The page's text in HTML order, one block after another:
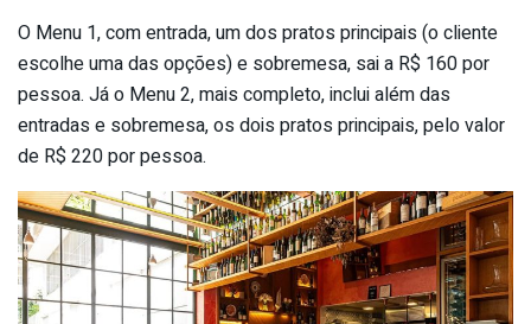
O Menu 1, com entrada, um dos pratos principais (o cliente
escolhe uma das opções) e sobremesa, sai a R$ 160 por
pessoa. Já o Menu 2, mais completo, inclui além das
entradas e sobremesa, os dois pratos principais, pelo valor
de R$ 220 por pessoa.